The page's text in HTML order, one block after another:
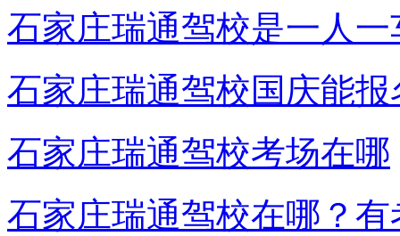
石家庄瑞通驾校是一人一
石家庄瑞通驾校国庆能报
石家庄瑞通驾校考场在哪
石家庄瑞通驾校在哪？